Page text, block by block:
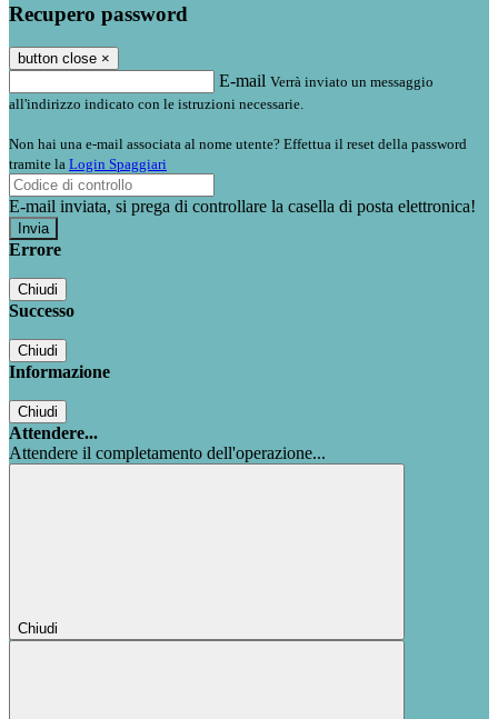
Recupero password
button close ×
E-mail Verrà inviato un messaggio
all'indirizzo indicato con le istruzioni necessarie.
Non hai una e-mail associata al nome utente? Effettua il reset della password
tramite la Login Spaggiari
E-mail inviata, si prega di controllare la casella di posta elettronica!
Errore
Chiudi
Successo
Chiudi
Informazione
Chiudi
Attendere...
Attendere il completamento dell'operazione...
Chiudi